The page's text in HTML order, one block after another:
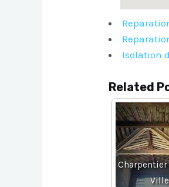
Isolation
Related
Ville